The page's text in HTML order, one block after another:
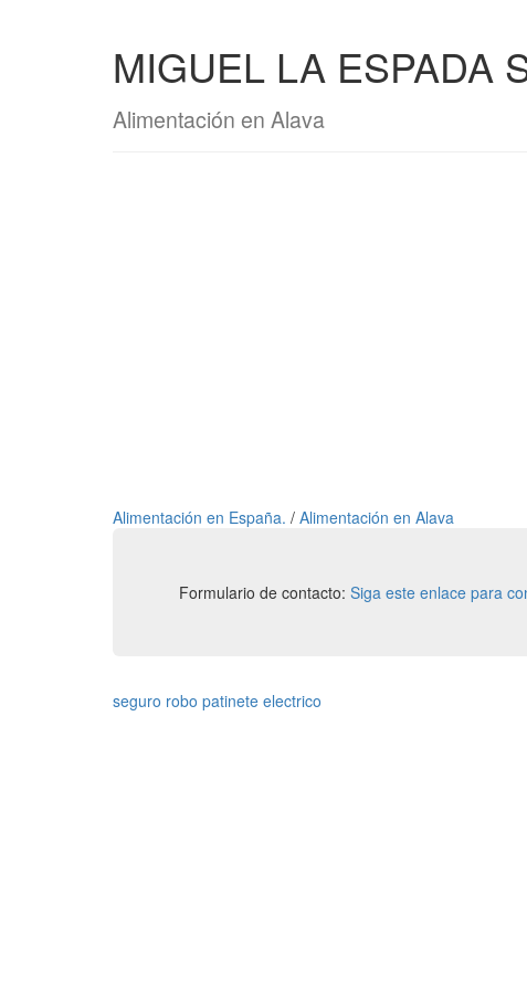
MIGUEL LA ESPADA
Alimentación en Alava
Alimentación en España. / Alimentación en Alava
Formulario de contacto: Siga este enlace para
seguro robo patinete electrico